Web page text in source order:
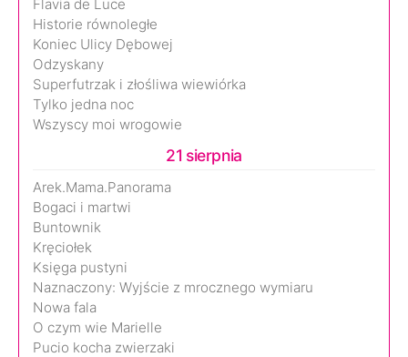
Flavia de Luce
Historie równoległe
Koniec Ulicy Dębowej
Odzyskany
Superfutrzak i złośliwa wiewiórka
Tylko jedna noc
Wszyscy moi wrogowie
21 sierpnia
Arek.Mama.Panorama
Bogaci i martwi
Buntownik
Kręciołek
Księga pustyni
Naznaczony: Wyjście z mrocznego wymiaru
Nowa fala
O czym wie Marielle
Pucio kocha zwierzaki